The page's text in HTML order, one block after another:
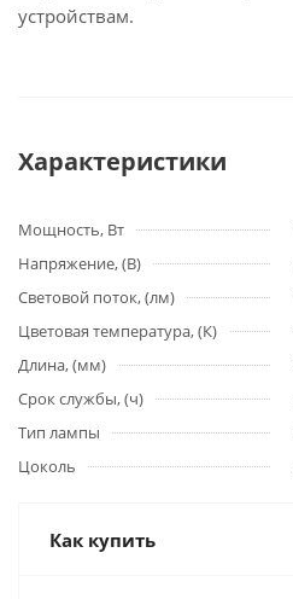
устройствам.
Характеристики
Мощность, Вт
Напряжение, (В)
Световой поток, (лм)
Цветовая температура, (К)
Длина, (мм)
Срок службы, (ч)
Тип лампы
Цоколь
Как купить